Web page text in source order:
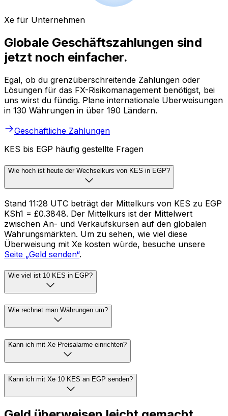
Xe für Unternehmen
Globale Geschäftszahlungen sind
jetzt noch einfacher.
Egal, ob du grenzüberschreitende Zahlungen oder
Lösungen für das FX-Risikomanagement benötigst, bei
uns wirst du fündig. Plane internationale Überweisungen
in 130 Währungen in über 190 Ländern.
Geschäftliche Zahlungen
KES bis EGP häufig gestellte Fragen
Wie hoch ist heute der Wechselkurs von KES in EGP?
Stand 11:28 UTC beträgt der Mittelkurs von KES zu EGP
KSh1 = £0.3848. Der Mittelkurs ist der Mittelwert
zwischen An- und Verkaufskursen auf den globalen
Währungsmärkten. Um zu sehen, wie viel diese
Überweisung mit Xe kosten würde, besuche unsere
Seite „Geld senden“.
Wie viel ist 10 KES in EGP?
Wie rechnet man Währungen um?
Kann ich mit Xe Preisalarme einrichten?
Kann ich mit Xe 10 KES an EGP senden?